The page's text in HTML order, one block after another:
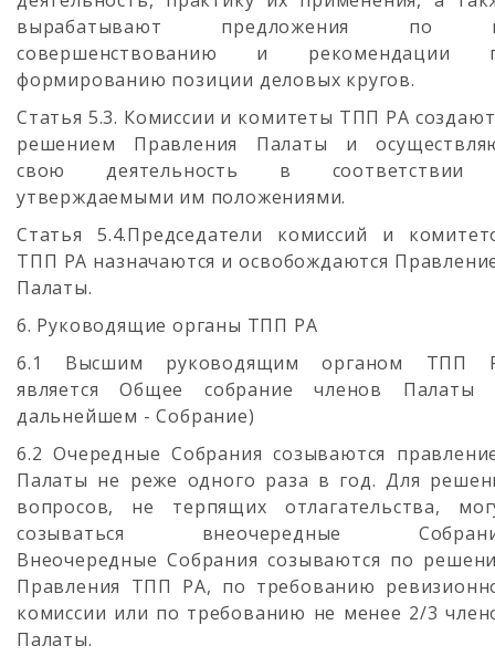
вырабатывают предложения по
совершенствованию и рекомендации
формированию позиции деловых кругов.
Статья 5.3. Комиссии и комитеты ТПП РА
решением Правления Палаты и
свою деятельность в соответствии
утверждаемыми им положениями.
Статья 5.4.Председатели комиссий и
ТПП РА назначаются и освобождаются
Палаты.
6. Руководящие органы ТПП РА
6.1 Высшим руководящим органом ТПП
является Общее собрание членов Палаты
дальнейшем - Собрание)
6.2 Очередные Собрания созываются
Палаты не реже одного раза в год. Для
вопросов, не терпящих отлагательства,
созываться внеочередные
Внеочередные Собрания созываются по
Правления ТПП РА, по требованию
комиссии или по требованию не менее 2/3
Палаты.